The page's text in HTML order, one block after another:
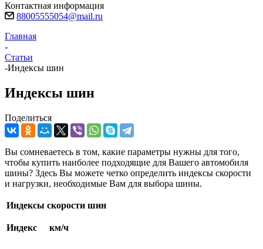
Контактная информация
88005555054@mail.ru
Главная
-
Статьи
-Индексы шин
Индексы шин
Поделиться
Вы сомневаетесь в том, какие параметры нужны для того,
чтобы купить наиболее подходящие для Вашего автомобиля
шины? Здесь Вы можете четко определить индексы скорости
и нагрузки, необходимые Вам для выбора шины.
Индексы скорости шин
Индекс км/ч